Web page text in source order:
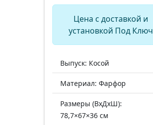
Цена с доставкой и
установкой Под Ключ
Выпуск: Косой
Материал: Фарфор
Размеры (ВхДхШ):
78,7×67×36 см